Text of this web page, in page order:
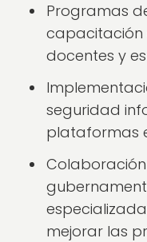
Programas
capacitación
docentes y
seguridad
plataformas
mejorar las